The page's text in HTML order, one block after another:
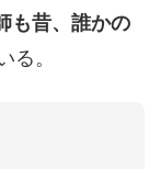
も昔、誰かの
る。